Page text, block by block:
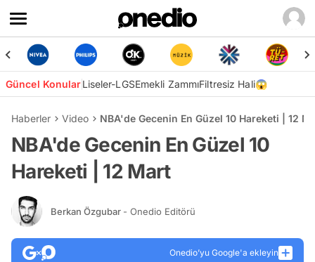
Güncel KonularLiseler-LGSEmekli ZammıFiltresiz Hali😱
Haberler Video NBA'de Gecenin En Güzel 10 Hareketi | 12
NBA'de Gecenin En Güzel 10
Hareketi | 12 Mart
Berkan Özgubar - Onedio Editörü
Onedio’yu Google'a ekleyin